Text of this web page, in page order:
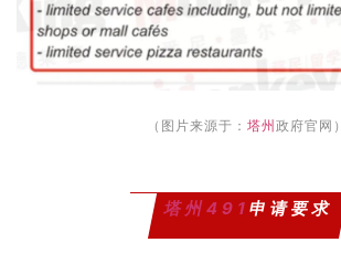
（图片来源于： 塔州 政府官网）
塔州491申请要求